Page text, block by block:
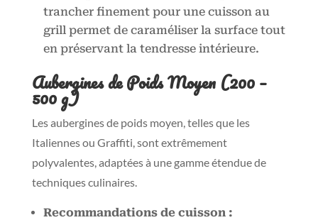
trancher finement pour une cuisson au
grill permet de caraméliser la surface tout
en préservant la tendresse intérieure.
Aubergines de Poids Moyen (200 –
500 g)
Les aubergines de poids moyen, telles que les
Italiennes ou Graffiti, sont extrêmement
polyvalentes, adaptées à une gamme étendue de
techniques culinaires.
Recommandations de cuisson :